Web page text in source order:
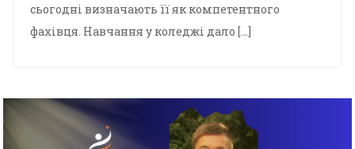
сьогодні визначають її як компетентного
фахівця. Навчання у коледжі дало […]